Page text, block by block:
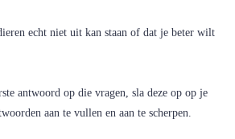
echt niet uit kan staan of dat je beter wilt
antwoord op die vragen, sla deze op op je
aan te vullen en aan te scherpen.